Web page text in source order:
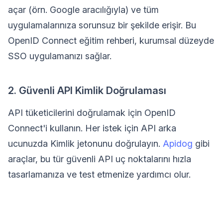
açar (örn. Google aracılığıyla) ve tüm
uygulamalarınıza sorunsuz bir şekilde erişir. Bu
OpenID Connect eğitim rehberi, kurumsal düzeyde
SSO uygulamanızı sağlar.
2. Güvenli API Kimlik Doğrulaması
API tüketicilerini doğrulamak için OpenID
Connect'i kullanın. Her istek için API arka
ucunuzda Kimlik jetonunu doğrulayın. Apidog gibi
araçlar, bu tür güvenli API uç noktalarını hızla
tasarlamanıza ve test etmenize yardımcı olur.